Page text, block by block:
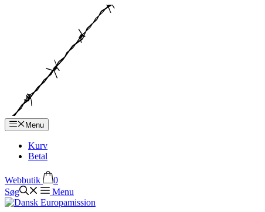
Menu
Kurv
Betal
Webbutik
0
Søg
Menu